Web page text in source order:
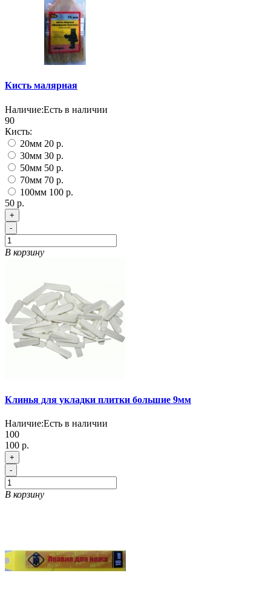
Кисть малярная
Наличие:Есть в наличии
90
Кисть:
20мм 20 р.
30мм 30 р.
50мм 50 р.
70мм 70 р.
100мм 100 р.
50 р.
+
-
В корзину
Клинья для укладки плитки большие 9мм
Наличие:Есть в наличии
100
100 р.
+
-
В корзину